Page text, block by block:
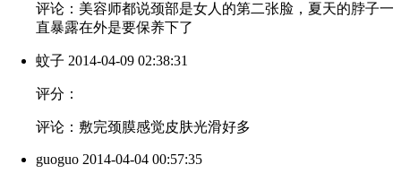
评论：美容师都说颈部是女人的第二张脸，夏天的脖子一
直暴露在外是要保养下了
蚊子 2014-04-09 02:38:31
评分：
评论：敷完颈膜感觉皮肤光滑好多
guoguo 2014-04-04 00:57:35